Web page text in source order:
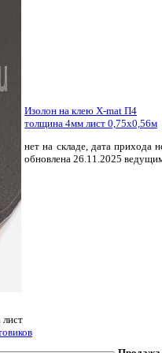
Изолон на клею X-mat П4
толщина 4мм лист 0,75х0,56м
нет на складе, дата прихода
обновлена 26.11.2025
лист